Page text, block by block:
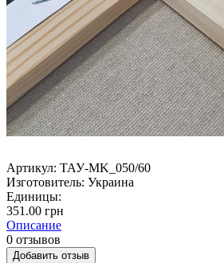
Артикул: ТАУ-MK_050/60
Изготовитель: Украина
Единицы:
351.00 грн
Описание
0 отзывов
Добавить отзыв